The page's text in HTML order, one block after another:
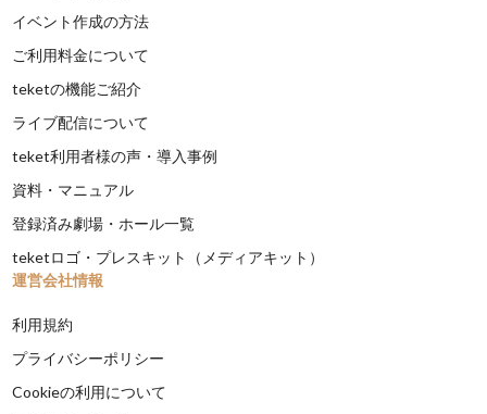
イベント作成の方法
ご利用料金について
teketの機能ご紹介
ライブ配信について
teket利用者様の声・導入事例
資料・マニュアル
登録済み劇場・ホール一覧
teketロゴ・プレスキット（メディアキット）
運営会社情報
利用規約
プライバシーポリシー
Cookieの利用について